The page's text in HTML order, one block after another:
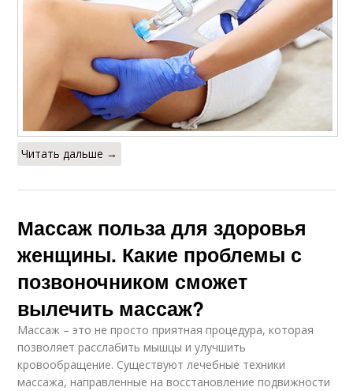
Читать дальше →
Массаж польза для здоровья
женщины. Какие проблемы с
позвоночником сможет
вылечить массаж?
Массаж – это не просто приятная процедура, которая
позволяет расслабить мышцы и улучшить
кровообращение. Существуют лечебные техники
массажа, направленные на восстановление подвижности